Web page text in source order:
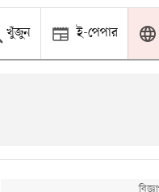
খুঁজুন ই-পেপার